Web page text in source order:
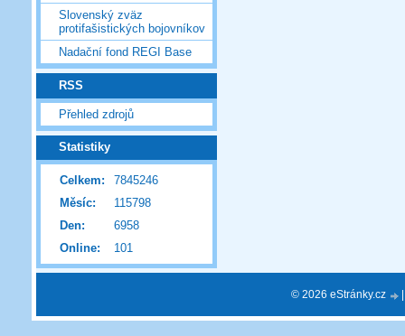
Slovenský zväz
protifašistických bojovníkov
Nadační fond REGI Base
RSS
Přehled zdrojů
Statistiky
Online: 101
Celkem:
7845246
Měsíc:
115798
Den:
6958
© 2026 eStránky.cz